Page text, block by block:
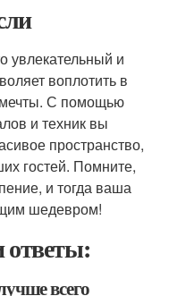
увлекательный и
воплотить в
С помощью
и техник вы
пространство,
гостей. Помните,
и тогда ваша
шедевром!
ответы:
всего